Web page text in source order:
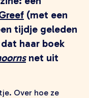
(met een
tijdje geleden
haar boek
net uit
Over hoe ze